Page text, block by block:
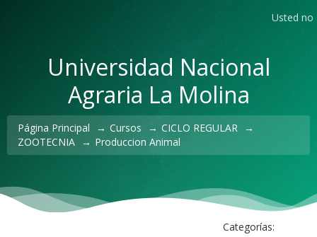
Usted no
Universidad Nacional
Agraria La Molina
Página Principal → Cursos → CICLO REGULAR →
ZOOTECNIA → Produccion Animal
Categorías: